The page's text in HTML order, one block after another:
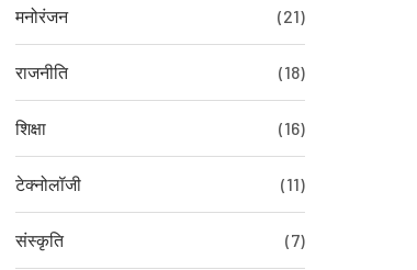
मनोरंजन (21)
राजनीति (18)
शिक्षा (16)
टेक्नोलॉजी (11)
संस्कृति (7)